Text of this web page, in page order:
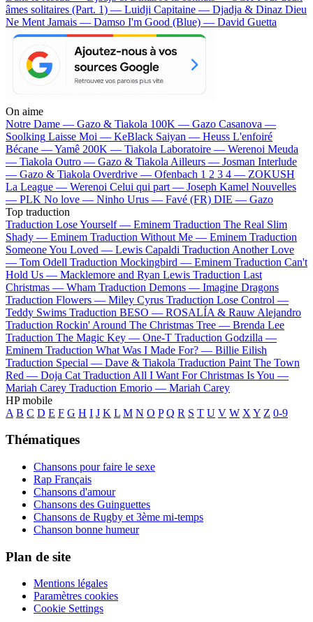
âmes solitaires (Part. 1) — Luidji Capitaine — Djadja & Dinaz Dieu
Ne Ment Jamais — Damso I'm Good (Blue) — David Guetta
On aime
Notre Dame — Gazo & Tiakola 100K — Gazo Casanova —
Soolking Laisse Moi — KeBlack Saiyan — Heuss L'enfoiré
Bécane —Yamê 200K — Tiakola Laboratoire — Werenoi Meuda
— Tiakola Outro — Gazo & Tiakola Ailleurs — Josman Interlude
— Gazo & Tiakola Overdrive — Ofenbach 1 2 3 4 — ZOKUSH
La League — Werenoi Celui qui part — Joseph Kamel Nouvelles
— PLK No love — Ninho Urus — Favé (FR) DIE — Gazo
Top traduction
Traduction Lose Yourself — Eminem Traduction The Real Slim
Shady — Eminem Traduction Without Me — Eminem Traduction
Someone You Loved — Lewis Capaldi Traduction Another Love
— Tom Odell Traduction Mockingbird — Eminem Traduction Can't
Hold Us — Macklemore and Ryan Lewis Traduction Last
Christmas — Wham Traduction Demons — Imagine Dragons
Traduction Flowers — Miley Cyrus Traduction Lose Control —
Teddy Swims Traduction BESO — ROSALÍA & Rauw Alejandro
Traduction Rockin' Around The Christmas Tree — Brenda Lee
Traduction The Magic Key — One-T Traduction Godzilla —
Eminem Traduction What Was I Made For? — Billie Eilish
Traduction Special — Dave & Tiakola Traduction Paint The Town
Red — Doja Cat Traduction All I Want For Christmas Is You —
Mariah Carey Traduction Emorio — Mariah Carey
HP mobile
A B C D E F G H I J K L M N O P Q R S T U V W X Y Z 0-9
Thématiques
Chansons pour faire le sexe
Rap Français
Chansons d'amour
Chansons des Guinguettes
Chansons de Rugby et 3ème mi-temps
Chanson bonne humeur
Plan de site
Mentions légales
Paramètres cookies
Cookie Settings